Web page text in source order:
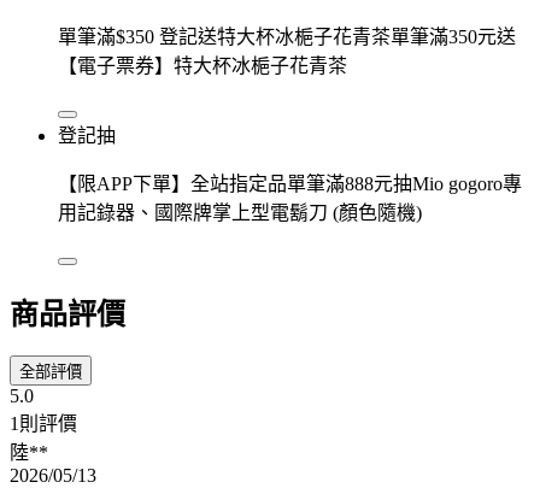
單筆滿$350 登記送特大杯冰梔子花青茶單筆滿350元送
【電子票券】特大杯冰梔子花青茶
登記抽
【限APP下單】全站指定品單筆滿888元抽Mio gogoro專
用記錄器、國際牌掌上型電鬍刀 (顏色隨機)
商品評價
全部評價
5.0
1則評價
陸**
2026/05/13